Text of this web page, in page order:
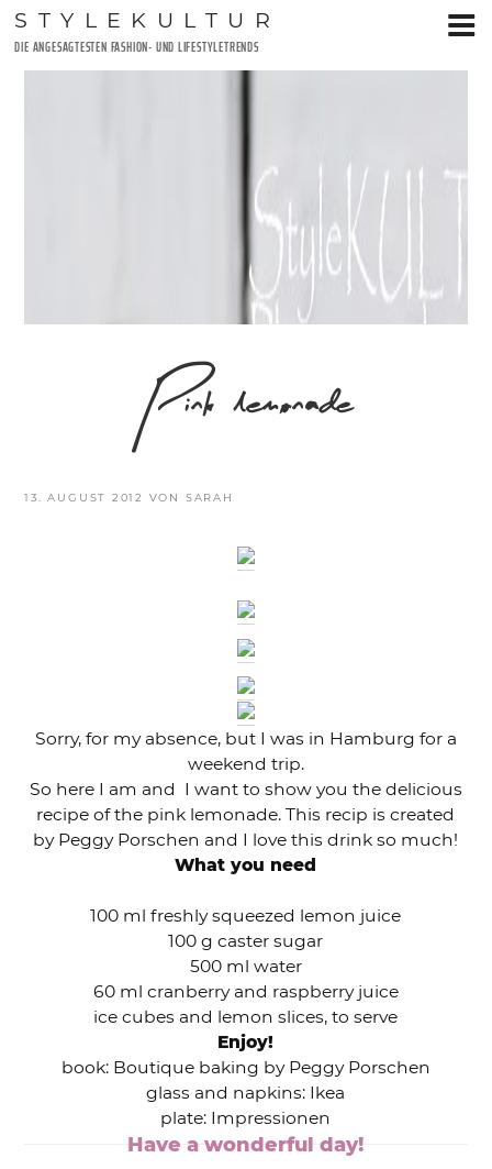
Zum
Inhalt
STYLEKULTUR
DIE ANGESAGTESTEN FASHION- UND LIFESTYLETRENDS
VERÖFFENTLICHT
13. AUGUST 2012 VON SARAH
Pink lemonade
Sorry, for my absence, but I was in Hamburg for a
weekend trip.
So here I am and I want to show you the delicious
recipe of the pink lemonade. This recip is created
by Peggy Porschen and I love this drink so much!
What you need
100 ml freshly squeezed lemon juice
100 g caster sugar
500 ml water
60 ml cranberry and raspberry juice
ice cubes and lemon slices, to serve
Enjoy!
book: Boutique baking by Peggy Porschen
glass and napkins: Ikea
plate: Impressionen
Have a wonderful day!